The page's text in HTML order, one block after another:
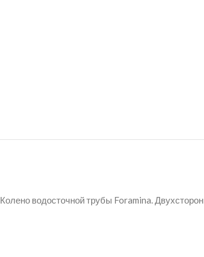
Колено водосточной трубы Foramina.